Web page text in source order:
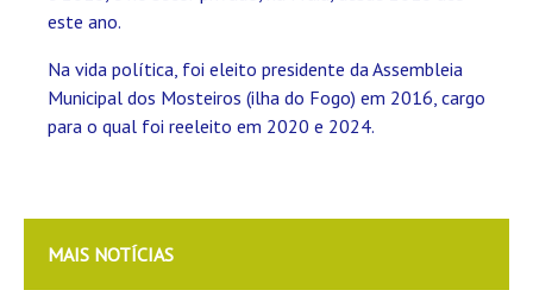
este ano.
Na vida política, foi eleito presidente da Assembleia
Municipal dos Mosteiros (ilha do Fogo) em 2016, cargo
para o qual foi reeleito em 2020 e 2024.
MAIS NOTÍCIAS